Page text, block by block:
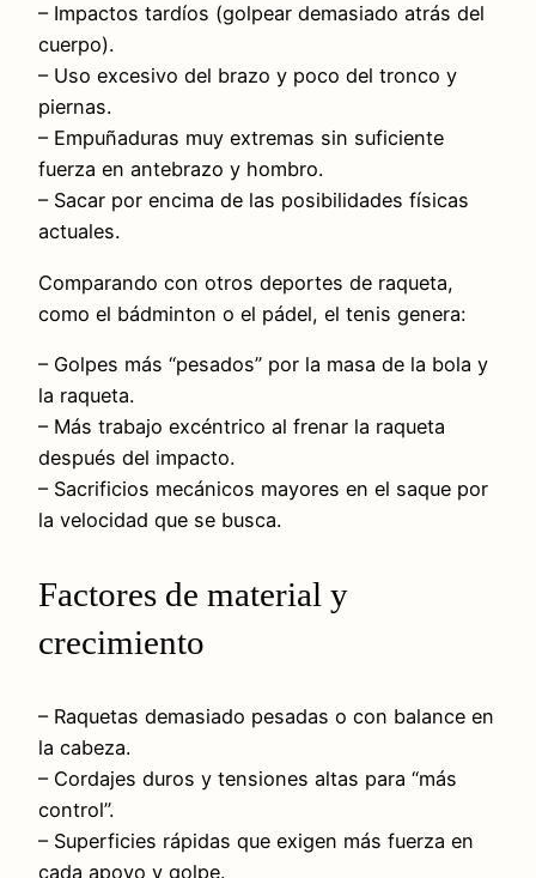
– Impactos tardíos (golpear demasiado atrás del
cuerpo).
– Uso excesivo del brazo y poco del tronco y
piernas.
– Empuñaduras muy extremas sin suficiente
fuerza en antebrazo y hombro.
– Sacar por encima de las posibilidades físicas
actuales.
Comparando con otros deportes de raqueta,
como el bádminton o el pádel, el tenis genera:
– Golpes más “pesados” por la masa de la bola y
la raqueta.
– Más trabajo excéntrico al frenar la raqueta
después del impacto.
– Sacrificios mecánicos mayores en el saque por
la velocidad que se busca.
Factores de material y
crecimiento
– Raquetas demasiado pesadas o con balance en
la cabeza.
– Cordajes duros y tensiones altas para “más
control”.
– Superficies rápidas que exigen más fuerza en
cada apoyo y golpe.